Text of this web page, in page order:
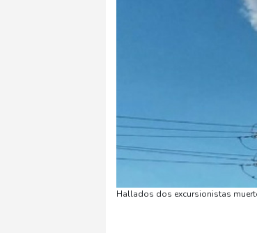
Hallados dos excursionistas